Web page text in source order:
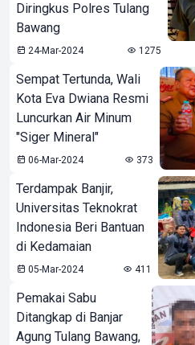
Diringkus Polres Tulang
Bawang
24-Mar-2024 1275
Sempat Tertunda, Wali
Kota Eva Dwiana Resmi
Luncurkan Air Minum
"Siger Mineral"
06-Mar-2024 373
Terdampak Banjir,
Universitas Teknokrat
Indonesia Beri Bantuan
di Kedamaian
05-Mar-2024 411
Pemakai Sabu
Ditangkap di Banjar
Agung Tulang Bawang,